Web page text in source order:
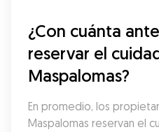
¿Con cuánta
reservar el
Maspalomas?
En promedio, los
Maspalomas reservan el